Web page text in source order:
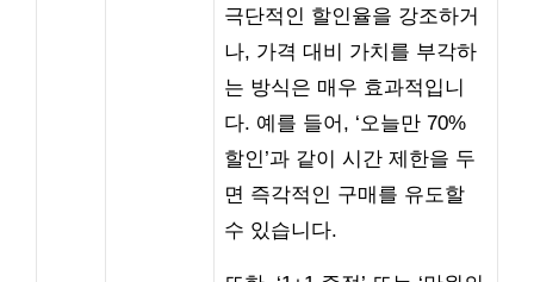
극단적인 할인율을 강조하거
나, 가격 대비 가치를 부각하
는 방식은 매우 효과적입니
다. 예를 들어, ‘오늘만 70%
할인’과 같이 시간 제한을 두
면 즉각적인 구매를 유도할
수 있습니다.